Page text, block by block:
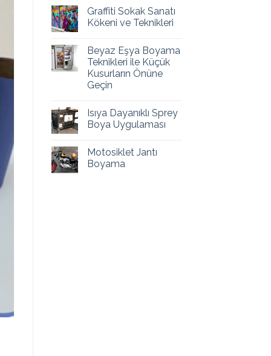
Graffiti Sokak Sanatı
Kökeni ve Teknikleri
Beyaz Eşya Boyama
Teknikleri ile Küçük
Kusurların Önüne
Geçin
Isıya Dayanıklı Sprey
Boya Uygulaması
Motosiklet Jantı
Boyama